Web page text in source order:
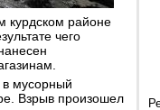
курдском районе
чего
в мусорный
Взрыв произошел